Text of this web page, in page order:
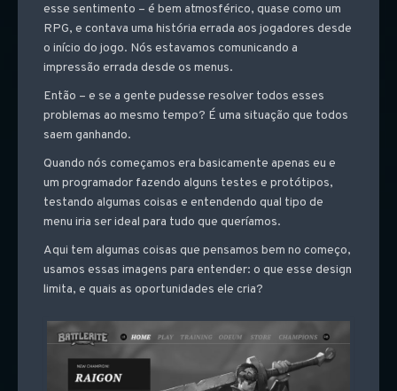
esse sentimento – é bem atmosférico, quase como um
RPG, e contava uma história errada aos jogadores desde
o início do jogo. Nós estavamos comunicando a
impressão errada desde os menus.
Então – e se a gente pudesse resolver todos esses
problemas ao mesmo tempo? É uma situação que todos
saem ganhando.
Quando nós começamos era basicamente apenas eu e
um programador fazendo alguns testes e protótipos,
testando algumas coisas e entendendo qual tipo de
menu iria ser ideal para tudo que queríamos.
Aqui tem algumas coisas que pensamos bem no começo,
usamos essas imagens para entender: o que esse design
limita, e quais as oportunidades ele cria?